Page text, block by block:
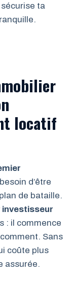
ta
locatif
d’être
de bataille.
investisseur
: il commence
Sans
coûte plus
assurée.